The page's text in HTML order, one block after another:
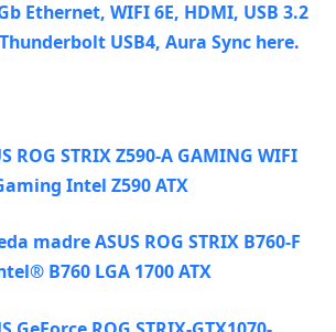
ROG STRIX Z590-A GAMING WIFI
Intel Z590 ATX
madre ASUS ROG STRIX B760-F
B760 LGA 1700 ATX